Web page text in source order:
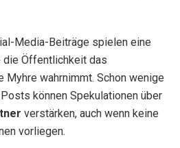
Media-Beiträge spielen eine
die Öffentlichkeit das
Myhre wahrnimmt. Schon wenige
können Spekulationen über
verstärken, auch wenn keine
vorliegen.